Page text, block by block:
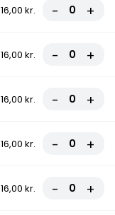
16,00 kr. - +
16,00 kr. - +
16,00 kr. - +
16,00 kr. - +
16,00 kr. - +